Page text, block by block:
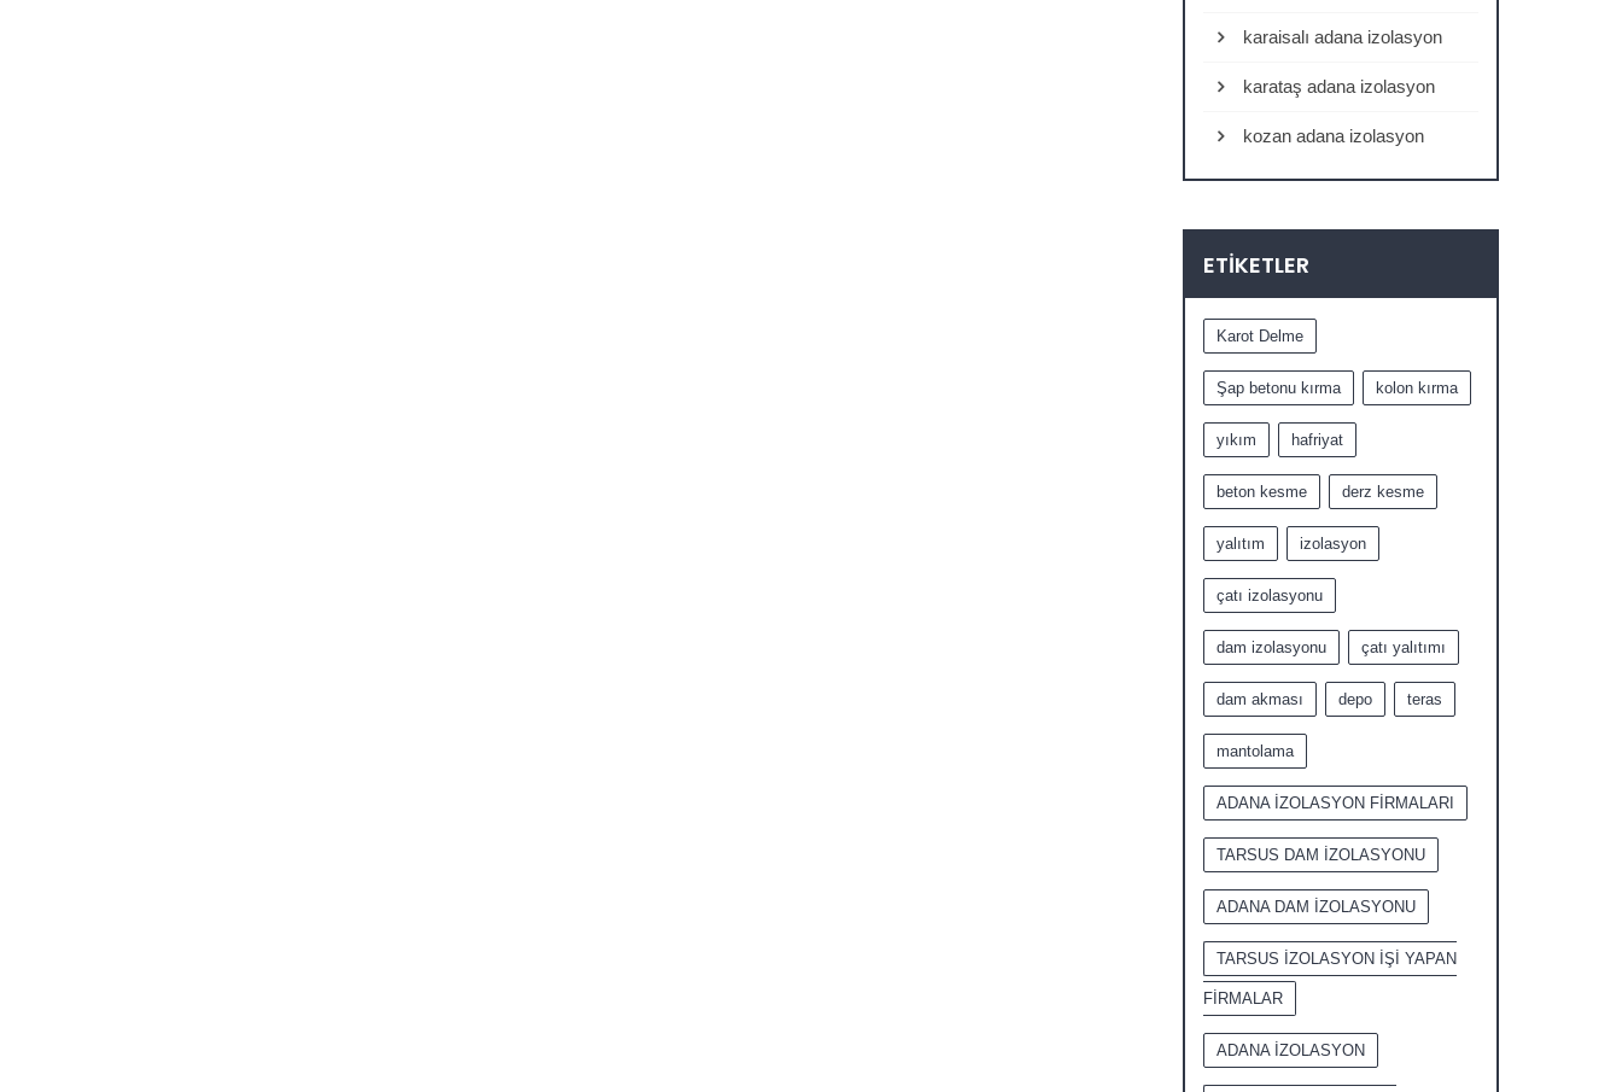
karaisalı adana izolasyon
karataş adana izolasyon
kozan adana izolasyon
ETIKETLER
Karot Delme
Şap betonu kırma kolon kırma
yıkım hafriyat
beton kesme derz kesme
yalıtım izolasyon
çatı izolasyonu
dam izolasyonu çatı yalıtımı
dam akması depo teras
mantolama
ADANA İZOLASYON FİRMALARI
TARSUS DAM İZOLASYONU
ADANA DAM İZOLASYONU
TARSUS İZOLASYON İŞİ YAPAN
FİRMALAR
ADANA İZOLASYON